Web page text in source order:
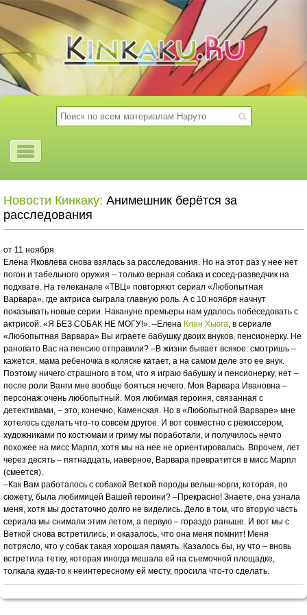
Новости Кинкаку: Анимешник берётся за
расследования
от 11 ноября
Елена Яковлева снова взялась за расследования. Но на этот раз у нее нет
погон и табельного оружия – только верная собака и сосед-разведчик на
подхвате. На телеканале «ТВЦ» повторяют сериал «Любопытная
Варвара», где актриса сыграла главную роль. А с 10 ноября начнут
показывать новые серии. Накануне премьеры нам удалось побеседовать с
актрисой. «Я БЕЗ СОБАК НЕ МОГУ!». –Елена Клан Хьюга, в сериале
«Любопытная Варвара» Вы играете бабушку двоих внуков, пенсионерку. Не
рановато Вас на пенсию отправили? –В жизни бывает всякое: смотришь –
кажется, мама ребеночка в коляске катает, а на самом деле это ее внук.
Поэтому ничего страшного в том, что я играю бабушку и пенсионерку, нет –
после роли Ванги мне вообще бояться нечего. Моя Варвара Ивановна –
персонаж очень любопытный. Моя любимая героиня, связанная с
детективами, – это, конечно, Каменская. Но в «Любопытной Варваре» мне
хотелось сделать что-то совсем другое. И вот совместно с режиссером,
художниками по костюмам и гриму мы поработали, и получилось нечто
похожее на мисс Марпл, хотя мы на нее не ориентировались. Впрочем, лет
через десять – пятнадцать, наверное, Варвара превратится в мисс Марпл
(смеется).
–Как Вам работалось с собакой Веткой породы вельш-корги, которая, по
сюжету, была любимицей Вашей героини? –Прекрасно! Знаете, она узнала
меня, хотя мы достаточно долго не виделись. Дело в том, что вторую часть
сериала мы снимали этим летом, а первую – гораздо раньше. И вот мы с
Веткой снова встретились, и оказалось, что она меня помнит! Меня
потрясло, что у собак такая хорошая память. Казалось бы, ну что – вновь
встретила тетку, которая иногда мешала ей на съемочной площадке,
толкала куда-то к неинтересному ей месту, просила что-то сделать.